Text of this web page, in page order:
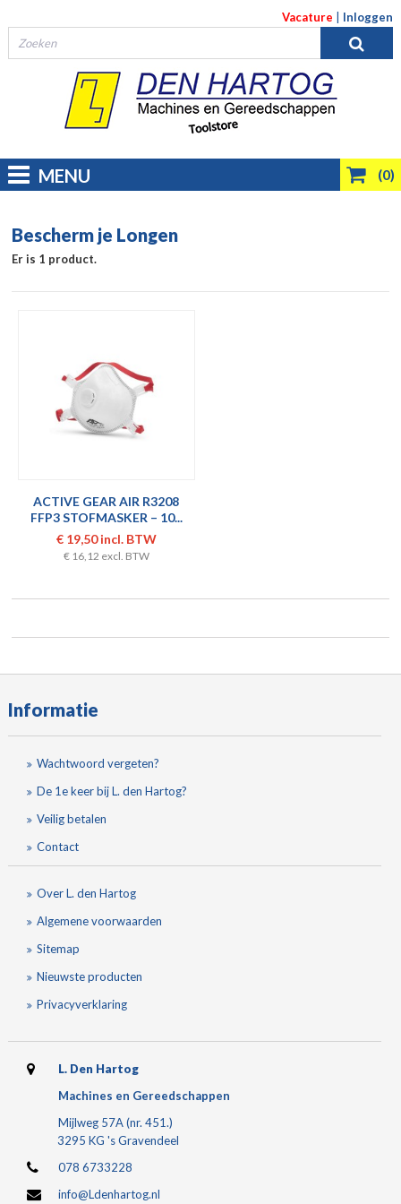
Vacature Inloggen
(0)
MENU
Bescherm je Longen
Er is 1 product.
ACTIVE GEAR AIR R3208
FFP3 STOFMASKER – 10...
€ 19,50 incl. BTW
€ 16,12 excl. BTW
Informatie
Wachtwoord vergeten?
De 1e keer bij L. den Hartog?
Veilig betalen
Contact
Over L. den Hartog
Algemene voorwaarden
Sitemap
Nieuwste producten
Privacyverklaring
L. Den Hartog
Machines en Gereedschappen
Mijlweg 57A (nr. 451.)
3295 KG 's Gravendeel
078 6733228
info@Ldenhartog.nl